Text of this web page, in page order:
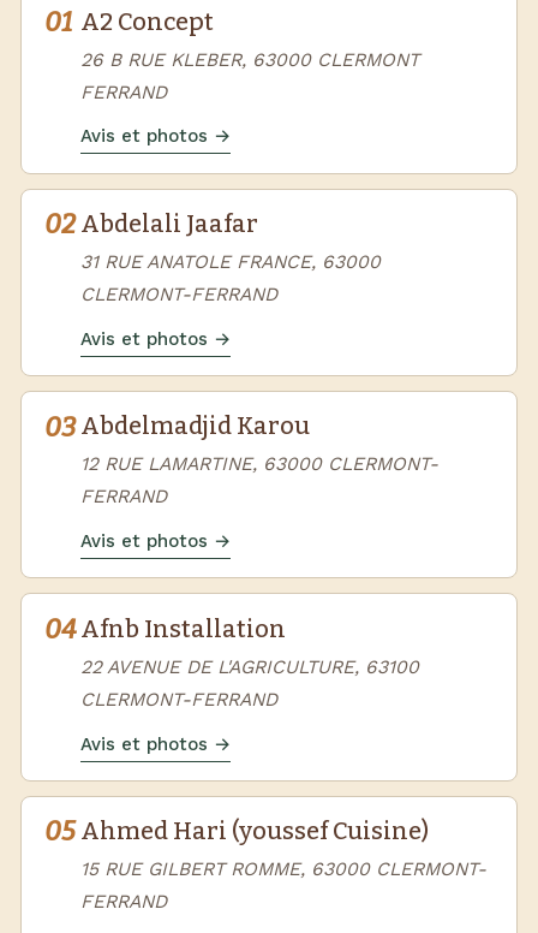
01 A2 Concept
26 B RUE KLEBER, 63000 CLERMONT
FERRAND
Avis et photos →
02 Abdelali Jaafar
31 RUE ANATOLE FRANCE, 63000
CLERMONT-FERRAND
Avis et photos →
03 Abdelmadjid Karou
12 RUE LAMARTINE, 63000 CLERMONT-
FERRAND
Avis et photos →
04 Afnb Installation
22 AVENUE DE L'AGRICULTURE, 63100
CLERMONT-FERRAND
Avis et photos →
05 Ahmed Hari (youssef Cuisine)
15 RUE GILBERT ROMME, 63000 CLERMONT-
FERRAND